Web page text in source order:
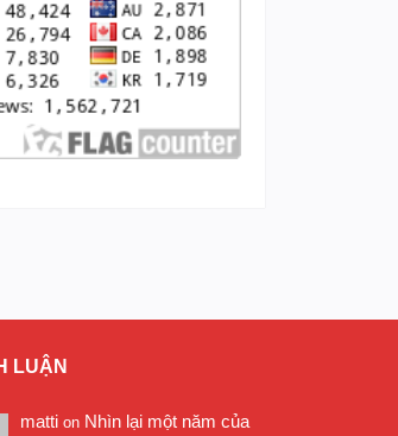
LUẬN
matti on Nhìn lại một năm của